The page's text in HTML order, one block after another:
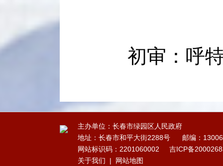
初审：呼
主办单位：长春市绿园区人民政府
地址：长春市和平大街2288号
邮编：
网站标识码：2201060002
吉ICP备
关于我们 | 网站地图